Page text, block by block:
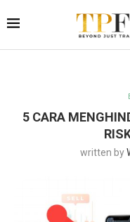
5 CARA
written by